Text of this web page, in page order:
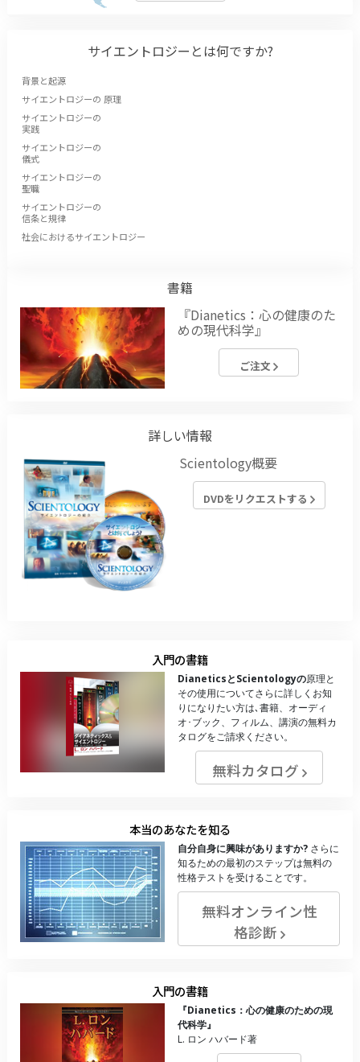
サイエントロジーとは何ですか?
背景と起源
サイエントロジーの 原理
サイエントロジーの
実践
サイエントロジーの
儀式
サイエントロジーの
聖職
サイエントロジーの
信条と規律
社会におけるサイエントロジー
書籍
『Dianetics：心の健康のた
めの現代科学』
ご注文
詳しい情報
Scientology概要
DVDをリクエストする
入門の書籍
DianeticsとScientologyの原理と
その使用についてさらに詳しくお知
りになりたい方は､書籍、オーディ
オ･ブック、フィルム、講演の無料カ
タログをご請求ください。
無料カタログ
本当のあなたを知る
自分自身に興味がありますか? さらに
知るための最初のステップは無料の
性格テストを受けることです。
無料オンライン性
格診断
入門の書籍
『Dianetics：心の健康のための現
代科学』
L. ロン ハバード著